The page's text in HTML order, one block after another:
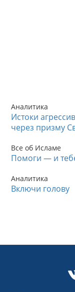
Аналитика
Истоки
через призму
Все об Исламе
Помоги — и
Аналитика
Включи голову